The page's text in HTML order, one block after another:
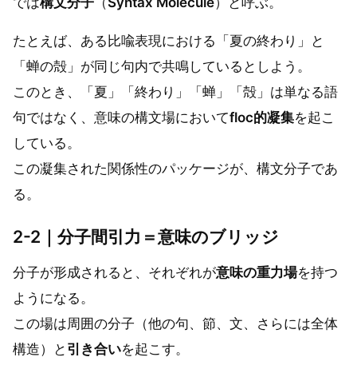
たとえば、ある比喩表現における「夏の終わり」と
「蝉の殻」が同じ句内で共鳴しているとしよう。
このとき、「夏」「終わり」「蝉」「殻」は単なる語
句ではなく、意味の構文場においてfloc的凝集を起こ
している。
この凝集された関係性のパッケージが、構文分子であ
る。
2-2｜分子間引力＝意味のブリッジ
分子が形成されると、それぞれが意味の重力場を持つ
ようになる。
この場は周囲の分子（他の句、節、文、さらには全体
構造）と 引き合いを起こす。